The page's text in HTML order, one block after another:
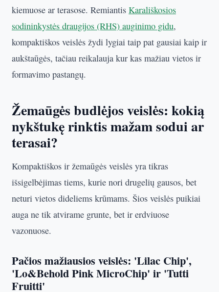
kiemuose ar terasose. Remiantis Karališkosios
sodininkystės draugijos (RHS) auginimo gidu,
kompaktiškos veislės žydi lygiai taip pat gausiai kaip ir
aukštaūgės, tačiau reikalauja kur kas mažiau vietos ir
formavimo pastangų.
Žemaūgės budlėjos veislės: kokią
nykštukę rinktis mažam sodui ar
terasai?
Kompaktiškos ir žemaūgės veislės yra tikras
išsigelbėjimas tiems, kurie nori drugelių gausos, bet
neturi vietos dideliems krūmams. Šios veislės puikiai
auga ne tik atvirame grunte, bet ir erdviuose
vazonuose.
Pačios mažiausios veislės: 'Lilac Chip',
'Lo&Behold Pink MicroChip' ir 'Tutti
Fruitti'